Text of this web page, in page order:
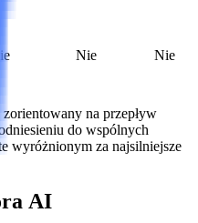
Nie Nie
na przepływ
do wspólnych
wyróżnionym za najsilniejsze
AI